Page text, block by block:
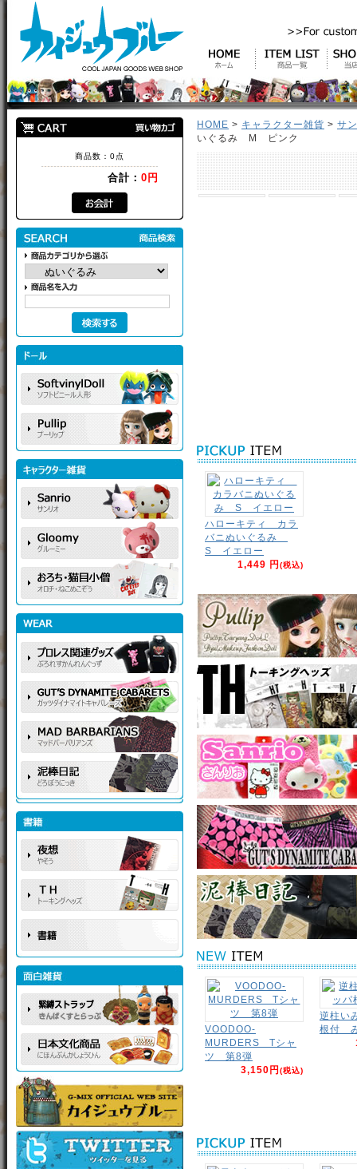
商品数：0点
合計： 0円
HOME > キャラクター雑貨 > サ
いぐるみ M ピンク
ハローキティ カラ
バニぬいぐるみ
S イエロー
1,449 円(税込)
VOODOO-
MURDERS Tシャ
ツ 第8弾
3,150円(税込)
逆柱い
根付